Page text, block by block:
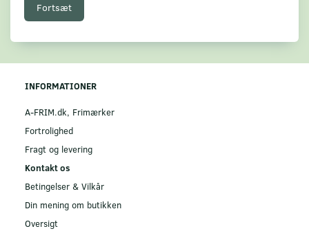
Fortsæt
INFORMATIONER
A-FRIM.dk, Frimærker
Fortrolighed
Fragt og levering
Kontakt os
Betingelser & Vilkår
Din mening om butikken
Oversigt